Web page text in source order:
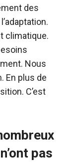
des
climatique.
Nous
En plus de
C’est
pas